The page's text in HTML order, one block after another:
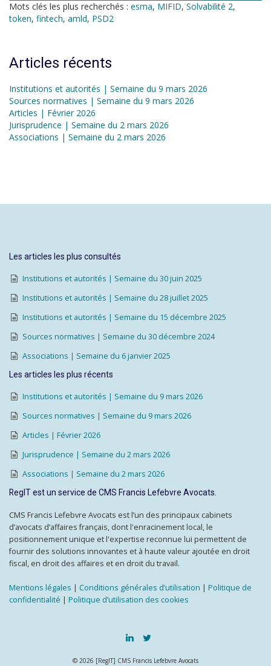
Mots clés les plus recherchés : esma, MIFID, Solvabilité 2,
token, fintech, amld, PSD2
Articles récents
Institutions et autorités | Semaine du 9 mars 2026
Sources normatives | Semaine du 9 mars 2026
Articles | Février 2026
Jurisprudence | Semaine du 2 mars 2026
Associations | Semaine du 2 mars 2026
Les articles les plus consultés
Institutions et autorités | Semaine du 30 juin 2025
Institutions et autorités | Semaine du 28 juillet 2025
Institutions et autorités | Semaine du 15 décembre 2025
Sources normatives | Semaine du 30 décembre 2024
Associations | Semaine du 6 janvier 2025
Les articles les plus récents
Institutions et autorités | Semaine du 9 mars 2026
Sources normatives | Semaine du 9 mars 2026
Articles | Février 2026
Jurisprudence | Semaine du 2 mars 2026
Associations | Semaine du 2 mars 2026
RegIT est un service de CMS Francis Lefebvre Avocats.
CMS Francis Lefebvre Avocats est l’un des principaux cabinets
d’avocats d’affaires français, dont l'enracinement local, le
positionnement unique et l'expertise reconnue lui permettent de
fournir des solutions innovantes et à haute valeur ajoutée en droit
fiscal, en droit des affaires et en droit du travail.
Mentions légales | Conditions générales d’utilisation | Politique de
confidentialité | Politique d’utilisation des cookies
© 2026 [RegIT] CMS Francis Lefebvre Avocats